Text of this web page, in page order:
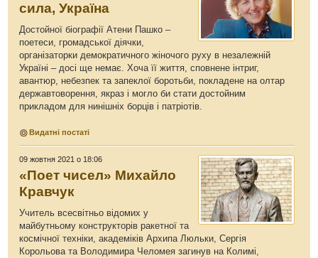
сила, Україна
Достойної біографії Атени Пашко –
поетеси, громадської діячки,
організаторки демократичного жіночого руху в незалежній
Україні – досі ще немає. Хоча її життя, сповнене інтриг,
авантюр, небезпек та запеклої боротьби, покладене на олтар
державтоворення, якраз і могло би стати достойним
прикладом для нинішніх борців і патріотів.
Видатні постаті
09 жовтня 2021 о 18:06
«Поет чисел» Михайло
Кравчук
Учитель всесвітньо відомих у
майбутньому конструкторів ракетної та
космічної техніки, академіків Архипа Люльки, Сергія
Корольова та Володимира Челомея загинув на Колимі,